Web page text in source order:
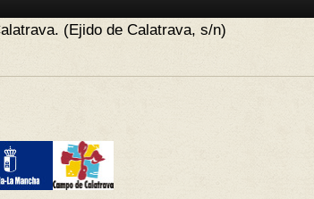
(Ejido de Calatrava, s/n)